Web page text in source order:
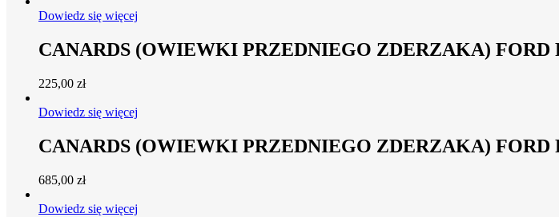
Dowiedz się więcej
CANARDS (OWIEWKI PRZEDNIEGO ZDERZAKA) FORD
225,00 zł
Dowiedz się więcej
CANARDS (OWIEWKI PRZEDNIEGO ZDERZAKA) FORD
685,00 zł
Dowiedz się więcej